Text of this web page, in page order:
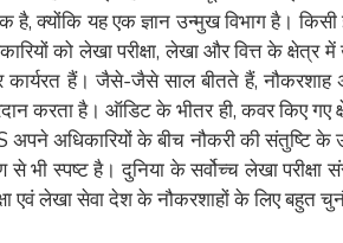
है, क्योंकि यह एक ज्ञान उन्मुख विभाग
को लेखा परीक्षा, लेखा और वित्त के क्षेत्र
कार्यरत हैं। जैसे-जैसे साल बीतते हैं,
है। ऑडिट के भीतर ही, कवर किए गए
अधिकारियों के बीच नौकरी की संतुष्टि
भी स्पष्ट है। दुनिया के सर्वोच्च लेखा
एवं लेखा सेवा देश के नौकरशाहों के लिए